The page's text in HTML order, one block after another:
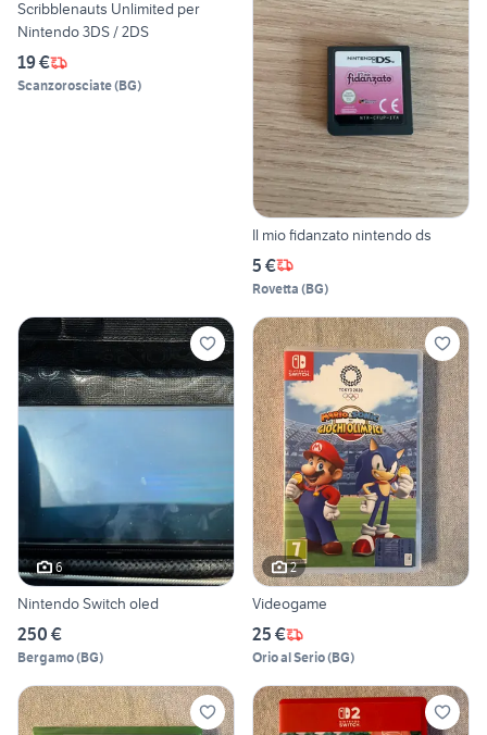
Scribblenauts Unlimited per
Nintendo 3DS / 2DS
19 €
Scanzorosciate(BG)
Il mio fidanzato nintendo ds
5 €
Rovetta (BG)
6
Nintendo Switch oled
250 €
Bergamo(BG)
2
Videogame
25 €
Orio al Serio(BG)